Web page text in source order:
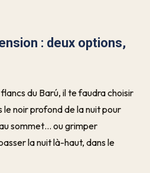
: deux options,
du Barú, il te faudra choisir
noir profond de la nuit pour
sommet… ou grimper
la nuit là-haut, dans le